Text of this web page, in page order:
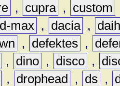
, cupra , custom
d-max , dacia ,
, defektes ,
, dino , disco ,
, drophead , ds ,